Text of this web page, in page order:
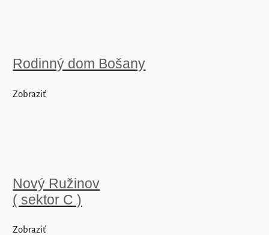
Rodinný dom Bošany
Zobraziť
Nový Ružinov
( sektor C )
Zobraziť